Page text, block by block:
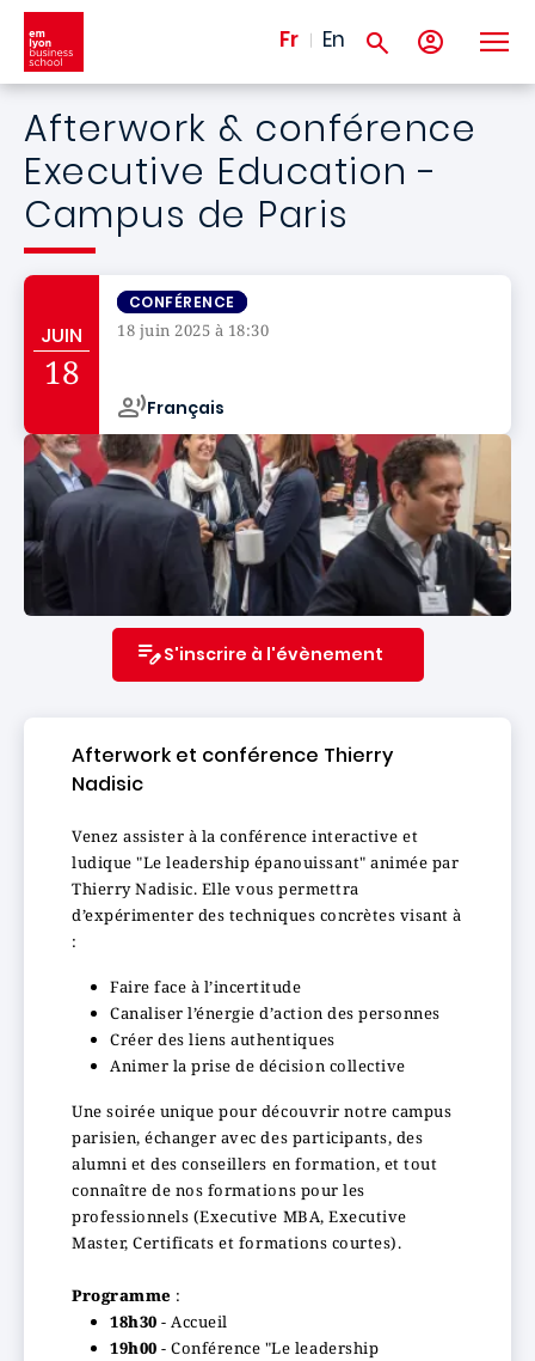
Aller au contenu principal
Fr En
Afterwork & conférence
Executive Education -
Campus de Paris
JUIN
18
CONFÉRENCE
18 juin 2025 à 18:30
Français
S'inscrire à l'évènement
Afterwork et conférence Thierry
Nadisic
Venez assister à la conférence interactive et
ludique "Le leadership épanouissant" animée par
Thierry Nadisic. Elle vous permettra
d’expérimenter des techniques concrètes visant à
:
Faire face à l’incertitude
Canaliser l’énergie d’action des personnes
Créer des liens authentiques
Animer la prise de décision collective
Une soirée unique pour découvrir notre campus
parisien, échanger avec des participants, des
alumni et des conseillers en formation, et tout
connaître de nos formations pour les
professionnels (Executive MBA, Executive
Master, Certificats et formations courtes).
Programme :
18h30 - Accueil
19h00- Conférence "Le leadership